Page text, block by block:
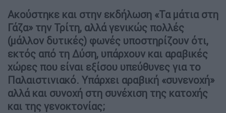
Ακούστηκε και στην εκδήλωση «Τα μάτια στη
Γάζα» την Τρίτη, αλλά γενικώς πολλές
(μάλλον δυτικές) φωνές υποστηρίζουν ότι,
εκτός από τη Δύση, υπάρχουν και αραβικές
χώρες που είναι εξίσου υπεύθυνες για το
Παλαιστινιακό. Υπάρχει αραβική «συνενοχή»
αλλά και συνοχή στη συνέχιση της κατοχής
και της γενοκτονίας;